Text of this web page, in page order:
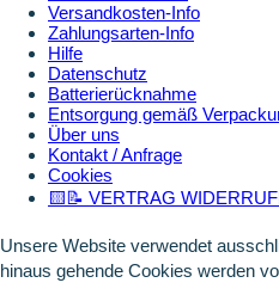
Versandkosten-Info
Zahlungsarten-Info
Hilfe
Datenschutz
Batterierücknahme
Entsorgung gemäß
Über uns
Kontakt / Anfrage
Cookies
🟨📝 VERTRAG
Unsere Website verwendet
hinaus gehende Cookies werden